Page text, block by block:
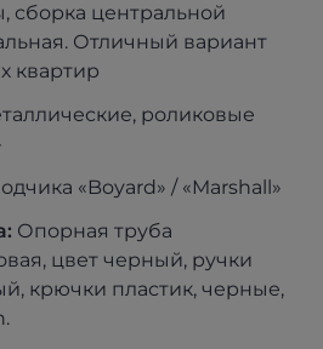
сборка центральной
Отличный вариант
квартир
роликовые
«Boyard» / «Marshall»
Опорная труба
цвет черный, ручки
крючки пластик, черные,